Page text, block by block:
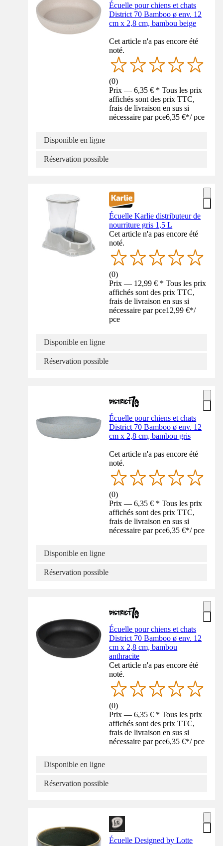
Écuelle pour chiens et chats
District 70 Bamboo ø env. 12
cm x 2,8 cm, bambou beige
Cet article n'a pas encore été
noté.
(0)
Prix — 6,35 € * Tous les prix
affichés sont des prix TTC,
frais de livraison en sus si
nécessaire par pce6,35 €*/ pce
Disponible en ligne
Réservation possible
Écuelle Karlie distributeur de
nourriture gris 1,5 L
Cet article n'a pas encore été
noté.
(0)
Prix — 12,99 € * Tous les prix
affichés sont des prix TTC,
frais de livraison en sus si
nécessaire par pce12,99 €*/
pce
Disponible en ligne
Réservation possible
Écuelle pour chiens et chats
District 70 Bamboo ø env. 12
cm x 2,8 cm, bambou gris
Cet article n'a pas encore été
noté.
(0)
Prix — 6,35 € * Tous les prix
affichés sont des prix TTC,
frais de livraison en sus si
nécessaire par pce6,35 €*/ pce
Disponible en ligne
Réservation possible
Écuelle pour chiens et chats
District 70 Bamboo ø env. 12
cm x 2,8 cm, bambou
anthracite
Cet article n'a pas encore été
noté.
(0)
Prix — 6,35 € * Tous les prix
affichés sont des prix TTC,
frais de livraison en sus si
nécessaire par pce6,35 €*/ pce
Disponible en ligne
Réservation possible
Écuelle Designed by Lotte